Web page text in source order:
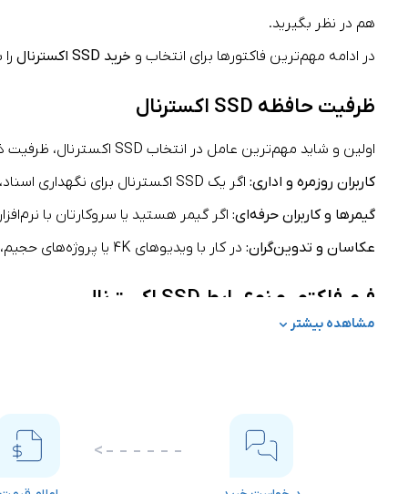
هم در نظر بگیرید.
در ادامه مهم‌ترین فاکتورها برای انتخاب و خرید SSD اکسترنال
ظرفیت حافظه SSD اکسترنال
اولین و شاید مهم‌ترین عامل در انتخاب SSD اکسترنال، ظرفیت ذخیره‌سازی آن است. ظرفیت مناسب بستگی مستقیم به نوع استفاده و انتظارات شما دارد:
کاربران روزمره و اداری: اگر یک SSD اکسترنال برای نگهداری اسناد، عکس‌ها و ویدیوهای سبک بخواهید، مدل‌های 500 گیگابایت تا 1 ترابایت کاملاً کافی هستند.
گیمرها و کاربران حرفه‌ای: اگر گیمر هستید یا سروکارتان با نرم‌افزارهای
عکاسان و تدوین‌گران: در کار با ویدیوهای 4K یا پروژه‌های حجیم، حافظه‌های 2 تا 4 ترابایت توصیه می‌شوند تا همیشه فضای آزاد برای کارهای سنگین داشته باشید.
فرم فاکتور و نوع رابط SSD اکسترنال
Thunderbolt 3 / 4:رابطی فوق‌سریع با سرعت انتقال تا 40 گیگابیت بر ثانیه، ایده‌آل برای تدوین‌گران و کاربران حرفه‌ای مک‌بوک.
مشاهده بیشتر